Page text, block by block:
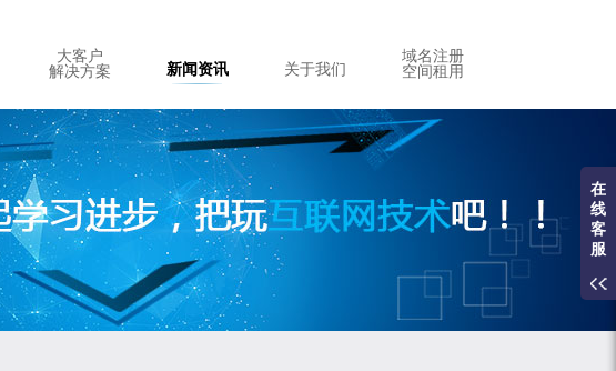
大客户
解决方案
新闻资讯 关于我们
域名注册
空间租用
在
线
客
服